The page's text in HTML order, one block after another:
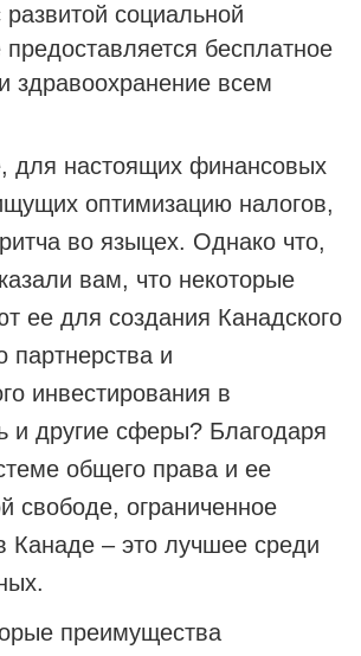
развитой социальной
предоставляется бесплатное
здравоохранение всем
для настоящих финансовых
оптимизацию налогов,
во языцех. Однако что,
вам, что некоторые
ее для создания Канадского
партнерства и
инвестирования в
и другие сферы? Благодаря
общего права и ее
свободе, ограниченное
Канаде – это лучшее среди
преимущества